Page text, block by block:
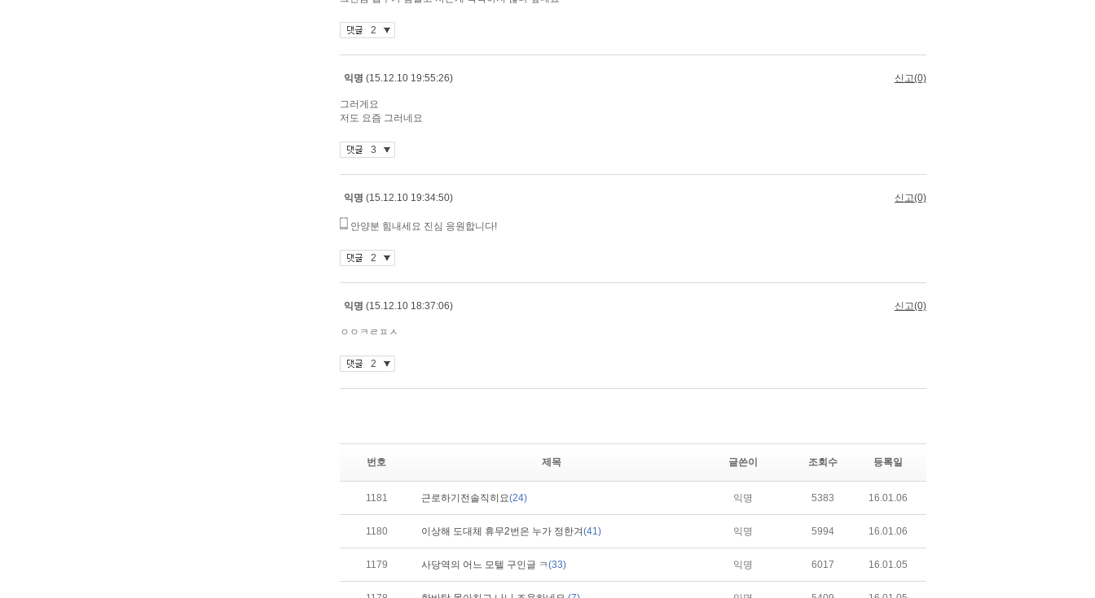
번호 제목 글쓴이 조회수 등록일
1181 근로하기전솔직히요(24) 익명 5383 16.01.06
1180 이상해 도대체 휴무2번은 누가 정한겨(41) 익명 5994 16.01.06
1179 사당역의 어느 모텔 구인글 ㅋ(33) 익명 6017 16.01.05